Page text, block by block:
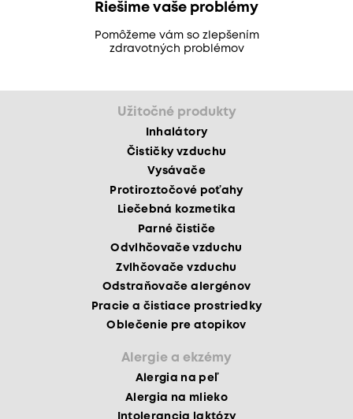
Riešime vaše problémy
Pomôžeme vám so zlepšením
zdravotných problémov
Užitočné produkty
Inhalátory
Čističky vzduchu
Vysávače
Protiroztočové poťahy
Liečebná kozmetika
Parné čističe
Odvlhčovače vzduchu
Zvlhčovače vzduchu
Odstraňovače alergénov
Pracie a čistiace prostriedky
Oblečenie pre atopikov
Alergie a ekzémy
Alergia na peľ
Alergia na mlieko
Intolerancia laktózy